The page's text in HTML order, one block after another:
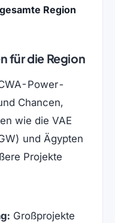
Region
Tab)
für die Region
Power-
Chancen,
wie die VAE
und Ägypten
Projekte
Großprojekte